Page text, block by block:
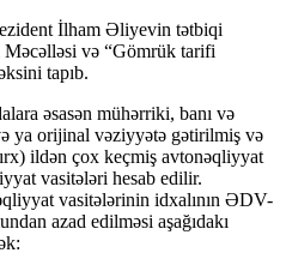
İlham Əliyevin tətbiqi
Məcəlləsi və “Gömrük tarifi
tapıb.
əsasən mühərriki, banı və
ya orijinal vəziyyətə gətirilmiş və
ildən çox keçmiş avtonəqliyyat
vasitələri hesab edilir.
vasitələrinin idxalının ƏDV-
azad edilməsi aşağıdakı